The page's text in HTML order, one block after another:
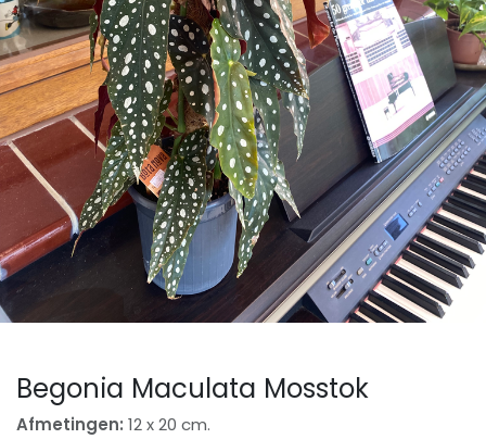
Begonia Maculata Mosstok
Afmetingen: 12 x 20 cm.